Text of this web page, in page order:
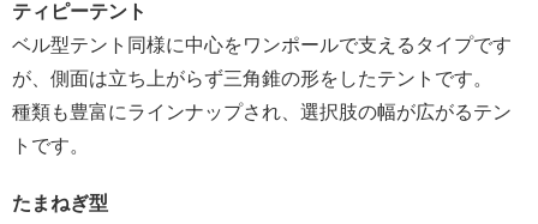
ティピーテント
ベル型テント同様に中心をワンポールで支えるタイプです
が、側面は立ち上がらず三角錐の形をしたテントです。
種類も豊富にラインナップされ、選択肢の幅が広がるテン
トです。
たまねぎ型